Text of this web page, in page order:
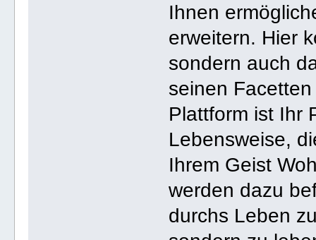
Ihnen
erweitern. Hier
sondern auch
seinen
Plattform ist Ihr
Lebensweise,
Ihrem Geist
werden dazu
durchs Leben